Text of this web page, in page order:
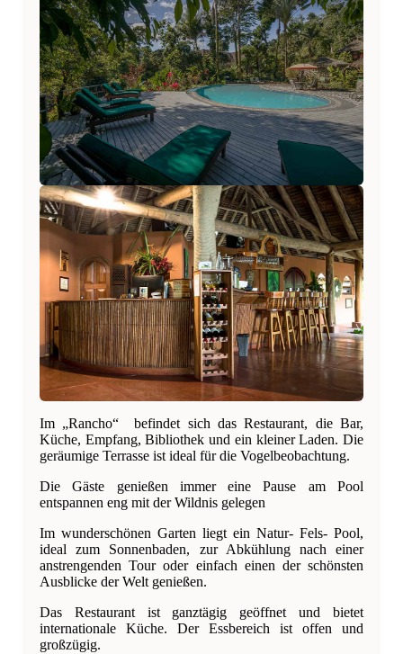
Im „Rancho“ befindet sich das Restaurant, die Bar,
Küche, Empfang, Bibliothek und ein kleiner Laden. Die
geräumige Terrasse ist ideal für die Vogelbeobachtung.
Die Gäste genießen immer eine Pause am Pool
entspannen eng mit der Wildnis gelegen
Im wunderschönen Garten liegt ein Natur- Fels- Pool,
ideal zum Sonnenbaden, zur Abkühlung nach einer
anstrengenden Tour oder einfach einen der schönsten
Ausblicke der Welt genießen.
Das Restaurant ist ganztägig geöffnet und bietet
internationale Küche. Der Essbereich ist offen und
großzügig.